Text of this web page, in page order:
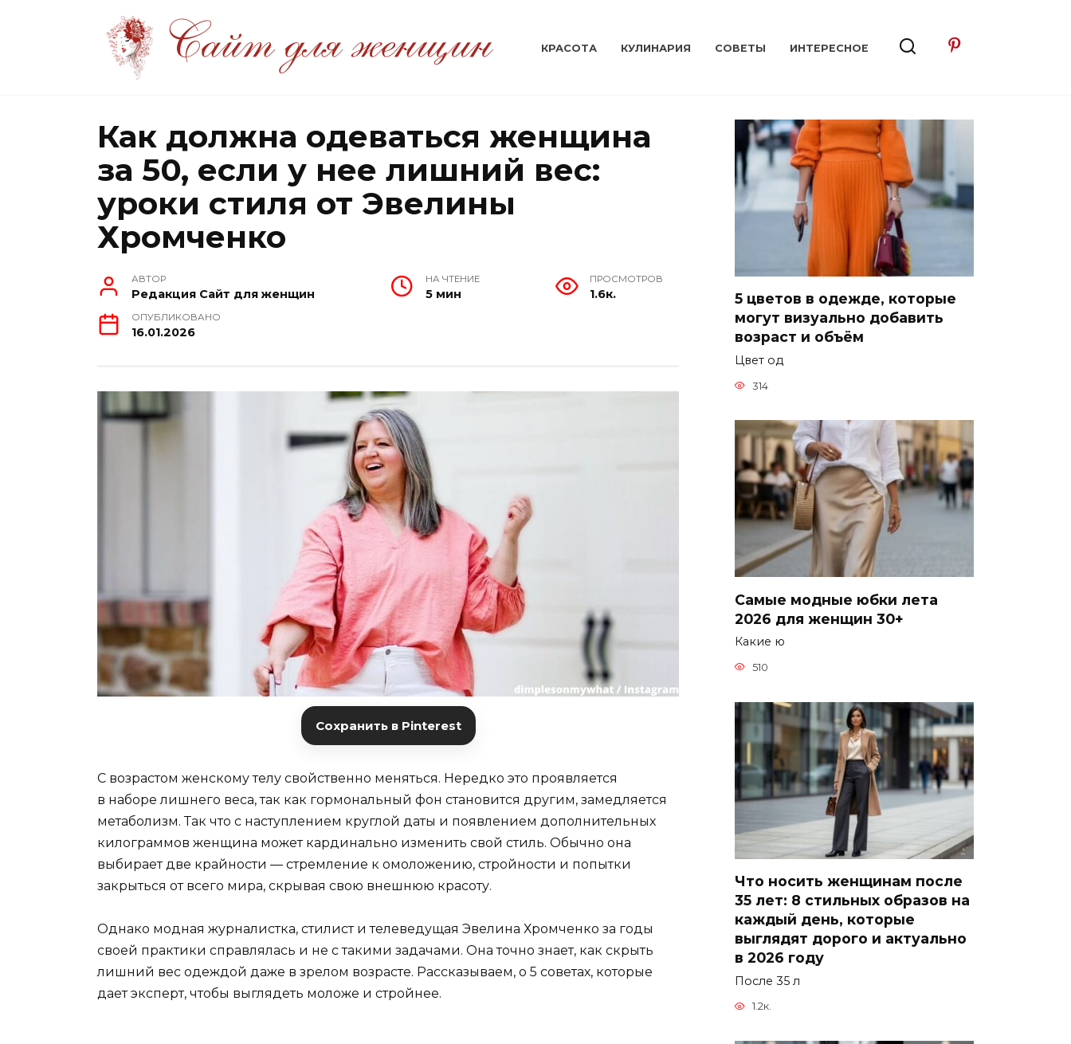
КРАСОТА КУЛИНАРИЯ СОВЕТЫ ИНТЕРЕСНОЕ
Как должна одеваться женщина
за 50, если у нее лишний вес:
уроки стиля от Эвелины
Хромченко
АВТОР
Редакция Сайт для женщин
НА ЧТЕНИЕ
5 мин
ПРОСМОТРОВ
1.6к.
ОПУБЛИКОВАНО
16.01.2026
Сохранить в Pinterest
С возрастом женскому телу свойственно меняться. Нередко это проявляется
в наборе лишнего веса, так как гормональный фон становится другим, замедляется
метаболизм. Так что с наступлением круглой даты и появлением дополнительных
килограммов женщина может кардинально изменить свой стиль. Обычно она
выбирает две крайности — стремление к омоложению, стройности и попытки
закрыться от всего мира, скрывая свою внешнюю красоту.
Однако модная журналистка, стилист и телеведущая Эвелина Хромченко за годы
своей практики справлялась и не с такими задачами. Она точно знает, как скрыть
лишний вес одеждой даже в зрелом возрасте. Рассказываем, о 5 советах, которые
дает эксперт, чтобы выглядеть моложе и стройнее.
5 цветов в одежде, которые
могут визуально добавить
возраст и объём
Цвет од
314
Самые модные юбки лета
2026 для женщин 30+
Какие ю
510
Что носить женщинам после
35 лет: 8 стильных образов на
каждый день, которые
выглядят дорого и актуально
в 2026 году
После 35 л
1.2к.